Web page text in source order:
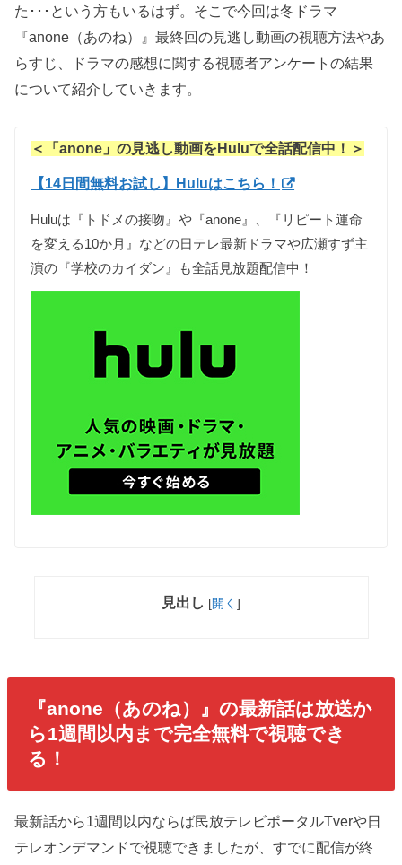
た･･･という方もいるはず。そこで今回は冬ドラマ
『anone（あのね）』最終回の見逃し動画の視聴方法やあ
らすじ、ドラマの感想に関する視聴者アンケートの結果
について紹介していきます。
＜「anone」の見逃し動画をHuluで全話配信中！＞
【14日間無料お試し】Huluはこちら！
Huluは『トドメの接吻』や『anone』、『リピート運命
を変える10か月』などの日テレ最新ドラマや広瀬すず主
演の『学校のカイダン』も全話見放題配信中！
見出し [開く ]
『anone（あのね）』の最新話は放送か
ら1週間以内まで完全無料で視聴でき
る！
最新話から1週間以内ならば民放テレビポータルTverや日
テレオンデマンドで視聴できましたが、すでに配信が終